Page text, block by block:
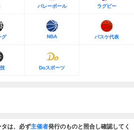
バレーボール ラグビー
グ NBA バスケ代表
Doスポーツ
は、必ず主催者発行のものと照合し確認してく